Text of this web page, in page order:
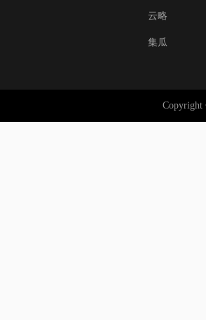
云略
集瓜